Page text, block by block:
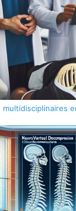
multidisciplinaires